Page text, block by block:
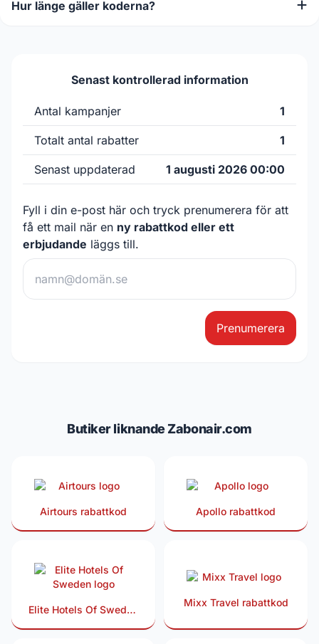
Hur länge gäller koderna?
Senast kontrollerad information
Antal kampanjer 1
Totalt antal rabatter 1
Senast uppdaterad 1 augusti 2026 00:00
Fyll i din e-post här och tryck prenumerera för att
få ett mail när en ny rabattkod eller ett
erbjudande läggs till.
Prenumerera
Butiker liknande Zabonair.com
Airtours rabattkod Apollo rabattkod
Elite Hotels Of Sweden
Mixx Travel rabattkod